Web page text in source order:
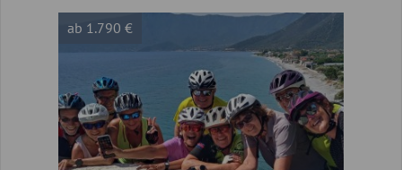
ab 1.790 €